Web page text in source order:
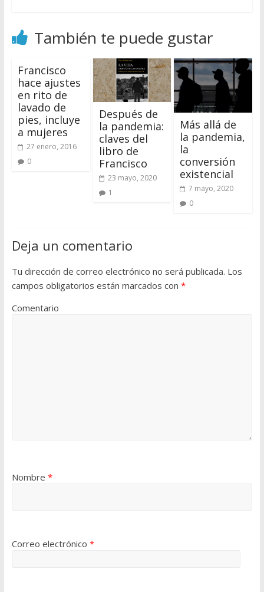
También te puede gustar
Francisco
hace ajustes
en rito de
lavado de
pies, incluye
a mujeres
27 enero, 2016
0
Después de
la pandemia:
claves del
libro de
Francisco
23 mayo, 2020
1
Más allá de
la pandemia,
la
conversión
existencial
7 mayo, 2020
0
Deja un comentario
Tu dirección de correo electrónico no será publicada. Los
campos obligatorios están marcados con *
Comentario
Nombre *
Correo electrónico *